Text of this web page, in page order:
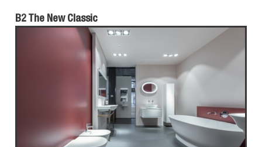
B2 The New Classic